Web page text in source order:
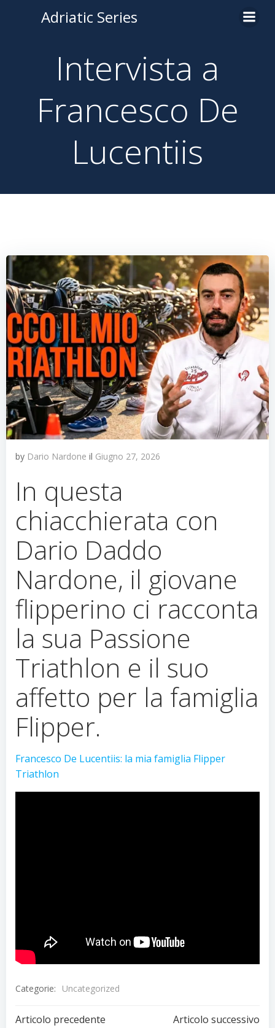
Adriatic Series
Intervista a
Francesco De
Lucentiis
by Dario Nardone il Giugno 27, 2026
In questa
chiacchierata con
Dario Daddo
Nardone, il giovane
flipperino ci racconta
la sua Passione
Triathlon e il suo
affetto per la famiglia
Flipper.
Francesco De Lucentiis: la mia famiglia Flipper
Triathlon
Categorie: Uncategorized
Articolo precedente Articolo successivo